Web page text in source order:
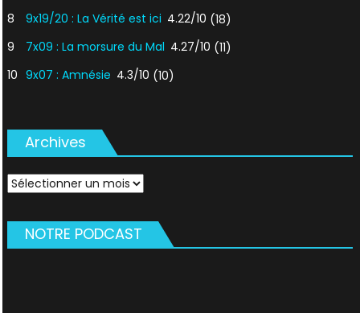
8
9x19/20 : La Vérité est ici 4.22/10 (18)
9
7x09 : La morsure du Mal 4.27/10 (11)
10 9x07 : Amnésie 4.3/10 (10)
Archives
Archives
NOTRE PODCAST